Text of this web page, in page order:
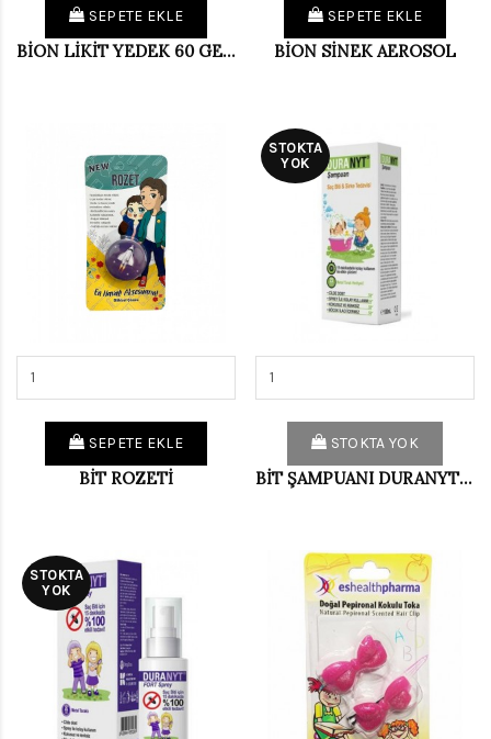
SEPETE EKLE
BİON LİKİT YEDEK 60 GECE
SEPETE EKLE
BİON SİNEK AEROSOL
SEPETE EKLE
BİT ROZETİ
STOKTA
YOK
STOKTA YOK
BİT ŞAMPUANI DURANYT 120ML
STOKTA
YOK